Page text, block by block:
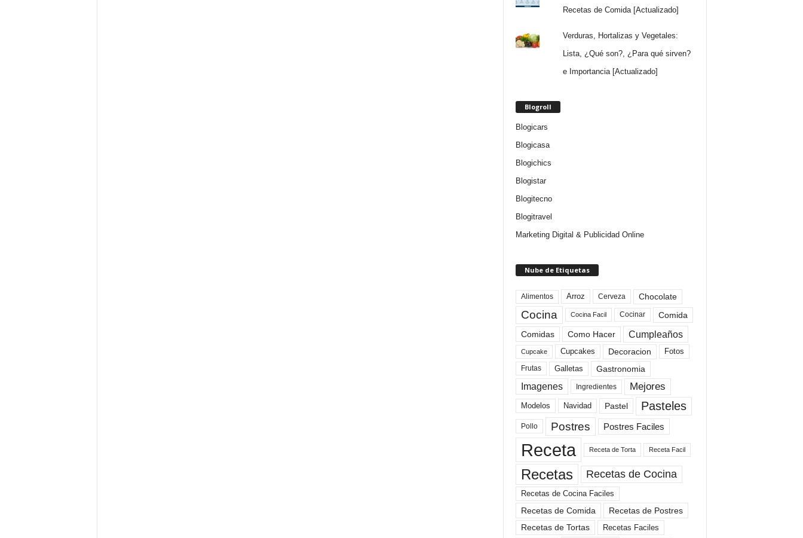
Recetas de Comida [Actualizado]
Verduras, Hortalizas y Vegetales:
Lista, ¿Qué son?, ¿Para qué sirven?
e Importancia [Actualizado]
Blogroll
Blogicars
Blogicasa
Blogichics
Blogistar
Blogitecno
Blogitravel
Marketing Digital & Publicidad Online
Nube de Etiquetas
Alimentos Arroz Cerveza Chocolate
Cocina Cocina Facil Cocinar
Comida
Comidas
Como Hacer Cumpleaños
Cupcake Cupcakes Decoracion Fotos
Frutas Galletas Gastronomia
Imagenes Ingredientes Mejores
Modelos Navidad Pastel Pasteles
Pollo Postres Postres Faciles
Receta Receta de Torta Receta Facil
Recetas Recetas de Cocina
Recetas de Cocina Faciles
Recetas de Comida
Recetas de Postres
Recetas de Tortas
Recetas Faciles